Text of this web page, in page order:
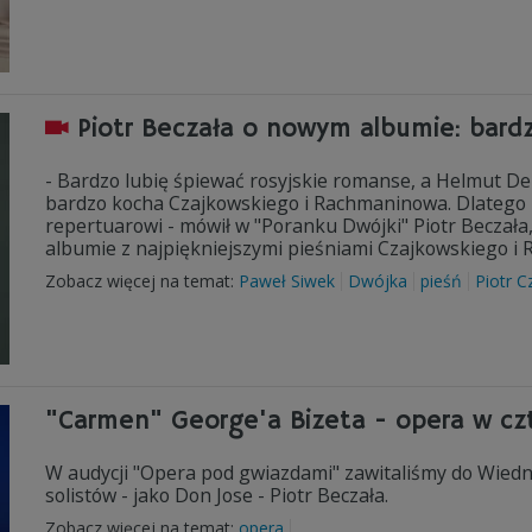
Piotr Beczała o nowym albumie:
- Bardzo lubię śpiewać rosyjskie romanse, a Helmut
bardzo kocha Czajkowskiego i Rachmaninowa.
repertuarowi - mówił w "Poranku Dwójki" Piotr
albumie z najpiękniejszymi pieśniami Czajkowskiego i
Zobacz więcej na temat: Paweł Siwek Dwójka pieśń Piotr
"Carmen" George'a Bizeta - opera w
W audycji "Opera pod gwiazdami" zawitaliśmy do
solistów - jako Don Jose - Piotr Beczała.